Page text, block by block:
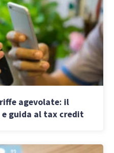
agevolate: il
guida al tax credit